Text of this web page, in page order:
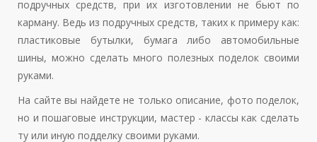
подручных средств, при их изготовлении не бьют по
карману. Ведь из подручных средств, таких к примеру как:
пластиковые бутылки, бумага либо автомобильные
шины, можно сделать много полезных поделок своими
руками.
На сайте вы найдете не только описание, фото поделок,
но и пошаговые инструкции, мастер - классы как сделать
ту или иную подделку своими руками.